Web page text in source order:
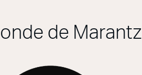
de Marantz